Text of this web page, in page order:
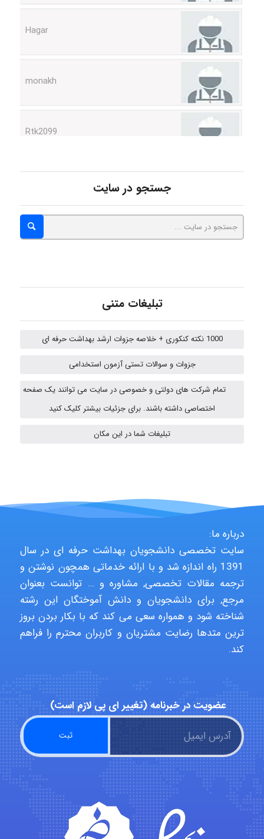
ABOALFZAL ZAREI
Shamim.khojasteh74
Hagar
monakh
Rtk2099
ABOALFZAL ZAREI
nima5534
arman.m
جستجو در سایت
تبلیغات متنی
1000 نکته کنکوری + خلاصه جزوات ارشد بهداشت حرفه ای
جزوات و سوالات تستی آزمون استخدامی
تمام شرکت های دولتی و خصوصی در سایت می توانند یک صفحه
اختصاصی داشته باشند. برای جزئیات بیشتر کلیک کنید
تبلیغات شما در این مکان
درباره ما:
سایت تخصصی دانشجویان بهداشت حرفه ای در سال
1391 راه اندازه شد و با ارائه خدماتی همچون نوشتن و
ترجمه مقالات تخصصی, مشاوره و … توانست بعنوان
مرجع, برای دانشجویان و دانش آموختگان این رشته
شناخته شود و همواره سعی می کند که با بکار بردن بروز
ترین متدها رضایت مشتریان و کاربران محترم را فراهم
کند.
عضویت در خبرنامه (تغییر ای پی لازم است)